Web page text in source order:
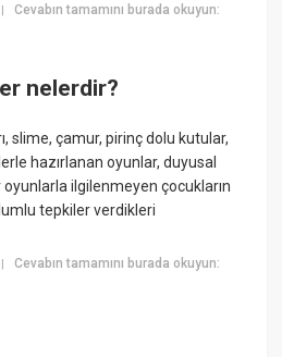
Cevabın tamamını burada okuyun:
nelerdir?
slime, çamur, pirinç dolu kutular,
hazırlanan oyunlar, duyusal
oyunlarla ilgilenmeyen çocukların
tepkiler verdikleri
Cevabın tamamını burada okuyun: